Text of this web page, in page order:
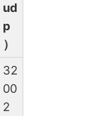
ud
p
）
32
00
2